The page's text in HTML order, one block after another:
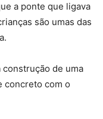
a ponte que ligava
são umas das
.
de uma
concreto com o